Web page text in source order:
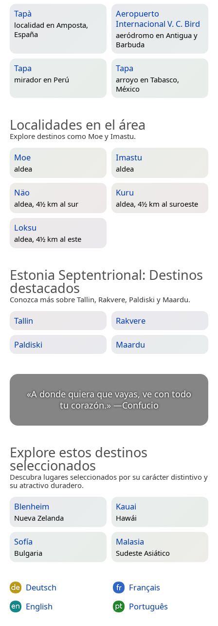
Tapà
localidad en Amposta,
España
Aeropuerto
Internacional V. C. Bird
aeródromo en Antigua y
Barbuda
Tapa
mirador en Perú
Tapa
arroyo en Tabasco,
México
Localidades en el área
Explore destinos como Moe y Imastu.
Moe
aldea
Imastu
aldea
Näo
aldea, 4½ km al sur
Kuru
aldea, 4½ km al suroeste
Loksu
aldea, 4½ km al este
Estonia Septentrional: Destinos
destacados
Conozca más sobre Tallin, Rakvere, Paldiski y Maardu.
Tallin Rakvere
Paldiski Maardu
«A donde quiera que vayas, ve con todo
tu corazón.» —Confucio
Explore estos destinos
seleccionados
Descubra lugares seleccionados por su carácter distintivo y
su atractivo duradero.
Blenheim
Nueva Zelanda
Kauai
Hawái
Sofía
Bulgaria
Malasia
Sudeste Asiático
Deutsch
English
Français
Português